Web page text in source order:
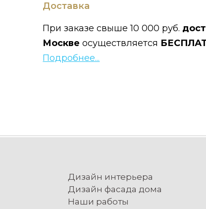
Доставка
При заказе свыше 10 000 руб.
Москве осуществляется
Подробнее...
Дизайн интерьера
Дизайн фасада дома
Наши работы